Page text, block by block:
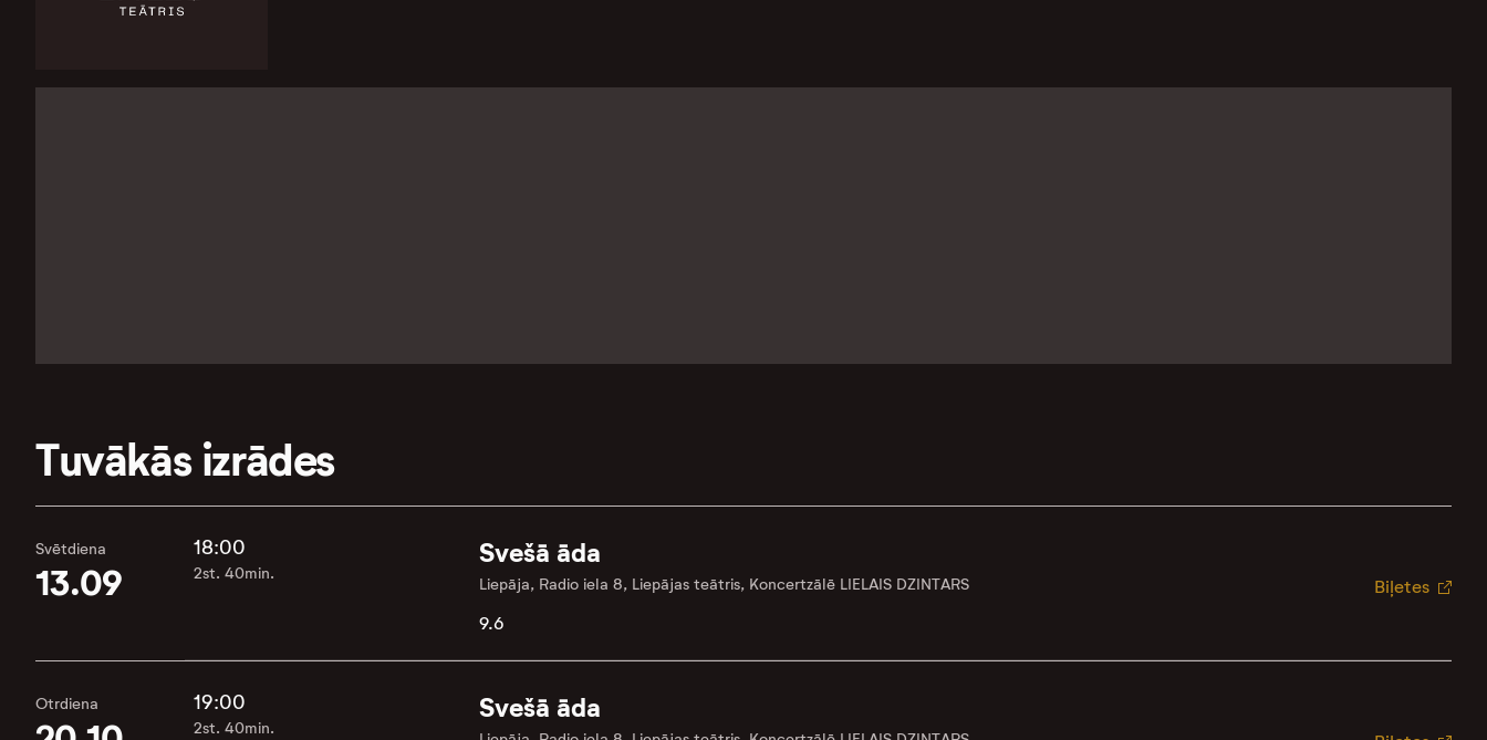
Tuvākās izrādes
Svētdiena
13.09
18:00
2st. 40min.
Svešā āda
Liepāja, Radio iela 8, Liepājas teātris, Koncertzālē LIELAIS DZINTARS
9.6
Biļetes
Otrdiena 19:00
2st. 40min.
Svešā āda